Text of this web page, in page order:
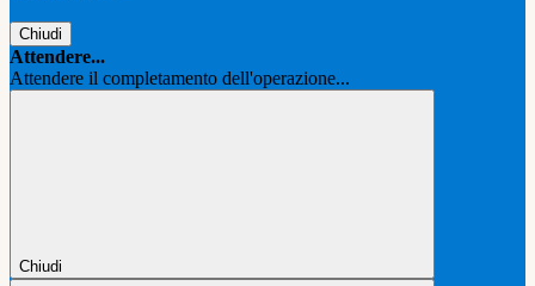
Chiudi
Attendere...
Attendere il completamento dell'operazione...
Chiudi